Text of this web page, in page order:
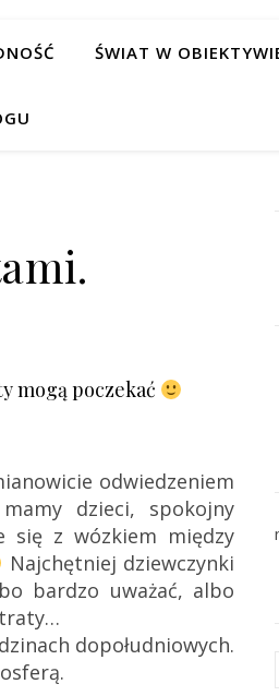
ŚWIAT W
mogą poczekać
odwiedzeniem
dzieci, spokojny
się z wózkiem między
Najchętniej dziewczynki
bardzo uważać, albo
dopołudniowych.